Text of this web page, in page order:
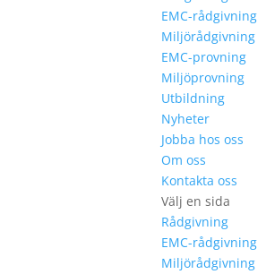
EMC-rådgivning
Miljörådgivning
EMC-provning
Miljöprovning
Utbildning
Nyheter
Jobba hos oss
Om oss
Kontakta oss
Välj en sida
Rådgivning
EMC-rådgivning
Miljörådgivning